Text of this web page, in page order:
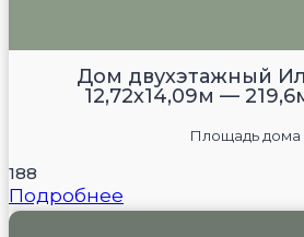
Дом двухэтажный
12,72х14,09м —
Площадь дома
188
Подробнее